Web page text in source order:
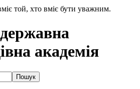
той, хто вміє бути уважним.
академія